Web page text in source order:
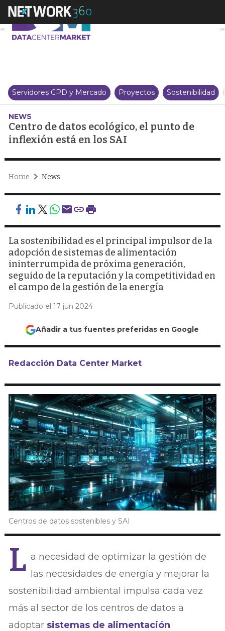
Centro de datos ecológico, el
Servidores CPD y Mercado Proyectos Sostenibilidad
NEWS
Centro de datos ecológico, el punto de
inflexión está en los SAI
Home News
La sostenibilidad es el principal impulsor de la
adopción de sistemas de alimentación
ininterrumpida de próxima generación,
seguido de la reputación y la competitividad en
el campo de la gestión de la energía
Publicado el 17 jun 2024
Añadir a tus fuentes preferidas en Google
Redacción Data Center Market
Centros de datos sostenibles y SAI
L a necesidad de optimizar la gestión de
las necesidades de energía y mejorar la
sostenibilidad ambiental impulsa cada vez
más al sector de los centros de datos a
adoptar sistemas de alimentación